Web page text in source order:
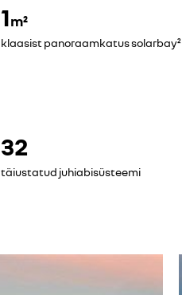
1m²
klaasist panoraamkatus solarbay²
32
täiustatud juhiabisüsteemi